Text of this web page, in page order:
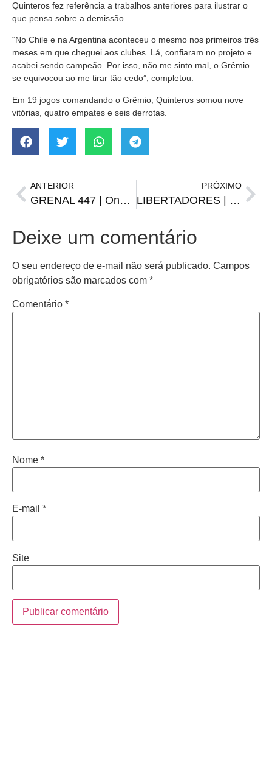
Quinteros fez referência a trabalhos anteriores para ilustrar o
que pensa sobre a demissão.
“No Chile e na Argentina aconteceu o mesmo nos primeiros três
meses em que cheguei aos clubes. Lá, confiaram no projeto e
acabei sendo campeão. Por isso, não me sinto mal, o Grêmio
se equivocou ao me tirar tão cedo”, completou.
Em 19 jogos comandando o Grêmio, Quinteros somou nove
vitórias, quatro empates e seis derrotas.
ANTERIOR
GRENAL 447 | Onde assistir, horário, arbitragem e prováveis escalações
PRÓXIMO
LIBERTADORES | Inter terá retorno de titular da zaga contra o Nacional
Deixe um comentário
O seu endereço de e-mail não será publicado. Campos
obrigatórios são marcados com *
Comentário *
Nome *
E-mail *
Site